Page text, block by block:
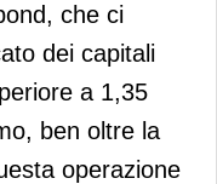
che ci
dei capitali
a 1,35
ben oltre la
operazione